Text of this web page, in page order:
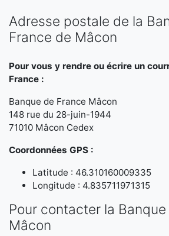
Adresse postale de la
France de Mâcon
Pour vous y rendre ou écrire un
France :
Banque de France Mâcon
148 rue du 28-juin-1944
71010 Mâcon Cedex
Coordonnées GPS :
Latitude : 46.310160009335
Longitude : 4.835711971315
Pour contacter la
Mâcon